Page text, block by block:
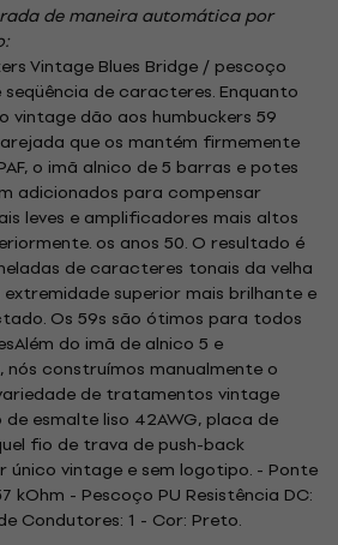
de maneira automática por
Vintage Blues Bridge / pescoço
de caracteres. Enquanto
vintage dão aos humbuckers 59
que os mantém firmemente
o imã alnico de 5 barras e potes
adicionados para compensar
leves e amplificadores mais altos
os anos 50. O resultado é
de caracteres tonais da velha
superior mais brilhante e
Os 59s são ótimos para todos
do imã de alnico 5 e
nós construímos manualmente o
de tratamentos vintage
esmalte liso 42AWG, placa de
fio de trava de push-back
vintage e sem logotipo. - Ponte
kOhm - Pescoço PU Resistência DC:
Condutores: 1 - Cor: Preto.